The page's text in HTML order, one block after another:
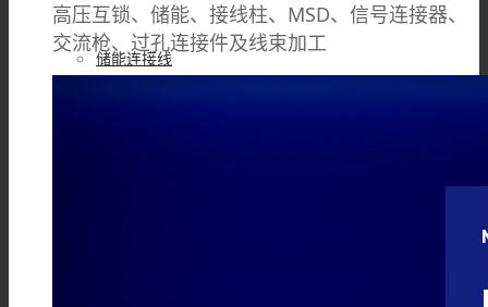
储能连接线
高压互锁、储能、接线柱、MSD、信号连接器、
交流枪、过孔连接件及线束加工